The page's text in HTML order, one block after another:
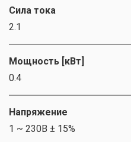
Сила тока
2.1
Мощность [кВт]
0.4
Напряжение
1 ~ 230В ± 15%